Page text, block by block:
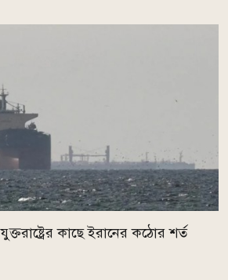
কাছে ইরানের কঠোর শর্ত